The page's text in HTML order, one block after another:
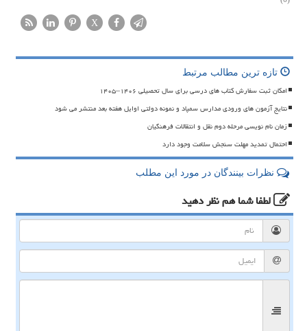
X
تازه ترین مطالب مرتبط
امکان ثبت سفارش کتاب های درسی برای سال تحصیلی ۱۴۰۶–۱۴۰۵
نتایج آزمون های ورودی مدارس سمپاد و نمونه دولتی اوایل هفته بعد منتشر می شود
زمان نام نویسی مرحله دوم نقل و انتقالات فرهنگیان
احتمال تمدید مهلت سنجش سلامت وجود دارد
نظرات بینندگان در مورد این مطلب
لطفا شما همنظر دهید